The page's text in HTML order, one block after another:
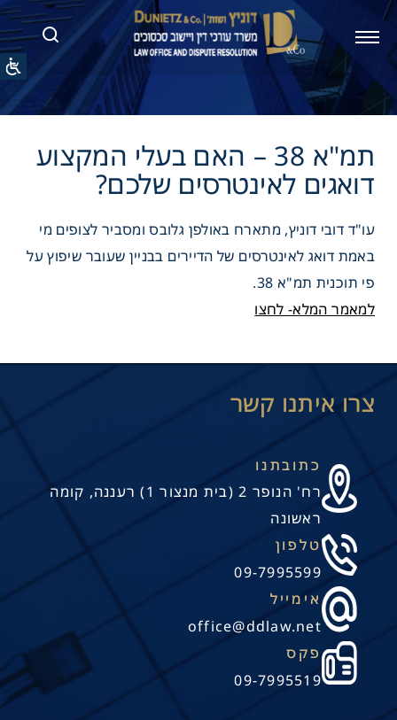
תמ"א 38 – האם בעלי המקצוע
לאינטרסים שלכם?
עו"ד דובי דוניץ, מתארח באולפן גלובס ומסביר לצופים מי
באמת דואג לאינטרסים של הדיירים בבניין שעובר שיפוץ על
פי תוכנית תמ"א 38.
למאמר המלא- לחצו
קשר
כתובתנו
רח' הנופר 2 (בית מנצור 1) רעננה, קומה
ראשונה
טלפון
09-7995599
אימייל
office@ddlaw.net
פקס
09-7995519